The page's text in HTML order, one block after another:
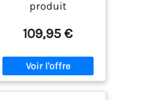
produit
109,95 €